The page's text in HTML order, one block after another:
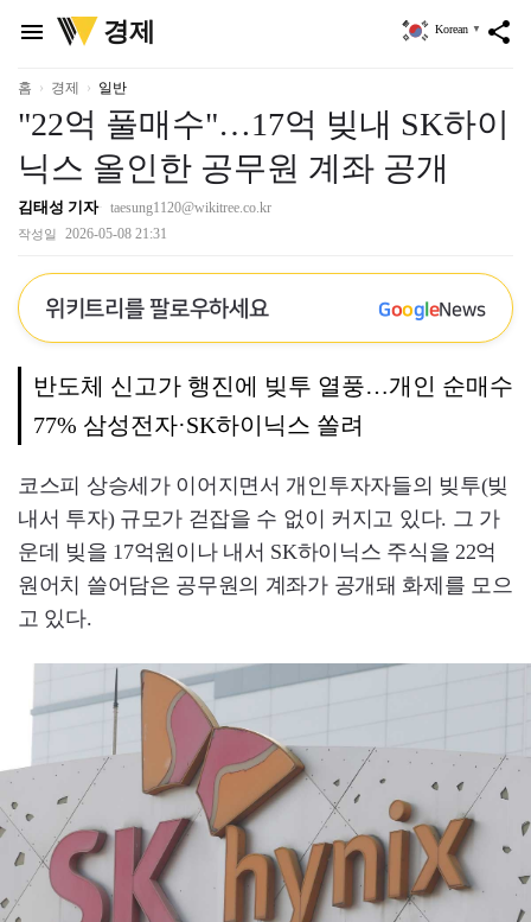
menu
위
키
리
경제 share
Korean ▼
홈 경제 일반
"22억 풀매수"…17억 빚내 SK하이
닉스 올인한 공무원 계좌 공개
김태성 기자 taesung1120@wikitree.co.kr
작성일 2026-05-08 21:31
위키트리를 팔로우하세요 GoogleNews
반도체 신고가 행진에 빚투 열풍…개인 순매수
77% 삼성전자·SK하이닉스 쏠려
코스피 상승세가 이어지면서 개인투자자들의 빚투(빚
내서 투자) 규모가 걷잡을 수 없이 커지고 있다. 그 가
운데 빚을 17억원이나 내서 SK하이닉스 주식을 22억
원어치 쓸어담은 공무원의 계좌가 공개돼 화제를 모으
고 있다.